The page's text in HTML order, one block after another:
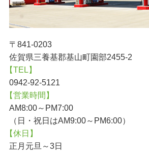
〒841-0203
佐賀県三養基郡基山町園部2455-2
【TEL】
0942-92-5121
【営業時間】
AM8:00～PM7:00
（日・祝日はAM9:00～PM6:00）
【休日】
正月元旦～3日